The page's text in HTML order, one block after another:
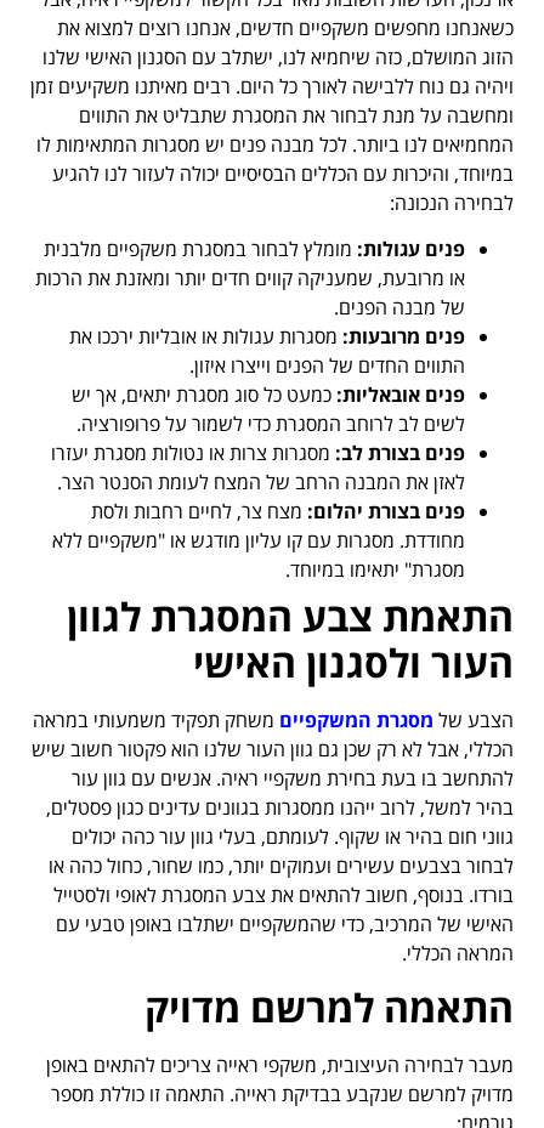
כשאנחנו מחפשים משקפיים חדשים, אנחנו רוצים למצוא את
הזוג המושלם, כזה שיחמיא לנו, ישתלב עם הסגנון האישי שלנו
ויהיה גם נוח ללבישה לאורך כל היום. רבים מאיתנו משקיעים זמן
ומחשבה על מנת לבחור את המסגרת שתבליט את התווים
המחמיאים לנו ביותר. לכל מבנה פנים יש מסגרות המתאימות לו
במיוחד, והיכרות עם הכללים הבסיסיים יכולה לעזור לנו להגיע
לבחירה הנכונה:
פנים עגולות: מומלץ לבחור במסגרת משקפיים מלבנית
או מרובעת, שמעניקה קווים חדים יותר ומאזנת את הרכות
של מבנה הפנים.
פנים מרובעות: מסגרות עגולות או אובליות ירככו את
התווים החדים של הפנים וייצרו איזון.
פנים אובאליות: כמעט כל סוג מסגרת יתאים, אך יש
לשים לב לרוחב המסגרת כדי לשמור על פרופורציה.
פנים בצורת לב: מסגרות צרות או נטולות מסגרת יעזרו
לאזן את המבנה הרחב של המצח לעומת הסנטר הצר.
פנים בצורת יהלום: מצח צר, לחיים רחבות ולסת
מחודדת. מסגרות עם קו עליון מודגש או "משקפיים ללא
מסגרת" יתאימו במיוחד.
התאמת צבע המסגרת לגוון
העור ולסגנון האישי
הצבע של מסגרת המשקפיים משחק תפקיד משמעותי במראה
הכללי, אבל לא רק שכן גם גוון העור שלנו הוא פקטור חשוב שיש
להתחשב בו בעת בחירת משקפיי ראיה. אנשים עם גוון עור
בהיר למשל, לרוב ייהנו ממסגרות בגוונים עדינים כגון פסטלים,
גווני חום בהיר או שקוף. לעומתם, בעלי גוון עור כהה יכולים
לבחור בצבעים עשירים ועמוקים יותר, כמו שחור, כחול כהה או
בורדו. בנוסף, חשוב להתאים את צבע המסגרת לאופי ולסטייל
האישי של המרכיב, כדי שהמשקפיים ישתלבו באופן טבעי עם
המראה הכללי.
התאמה למרשם מדויק
מעבר לבחירה העיצובית, משקפי ראייה צריכים להתאים באופן
מדויק למרשם שנקבע בבדיקת ראייה. התאמה זו כוללת מספר